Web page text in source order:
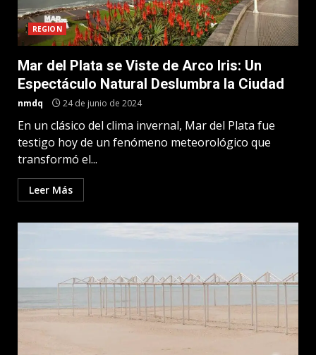
REGION
Mar del Plata se Viste de Arco Iris: Un
Espectáculo Natural Deslumbra la Ciudad
nmdq 24 de junio de 2024
En un clásico del clima invernal, Mar del Plata fue
testigo hoy de un fenómeno meteorológico que
transformó el...
Leer Más